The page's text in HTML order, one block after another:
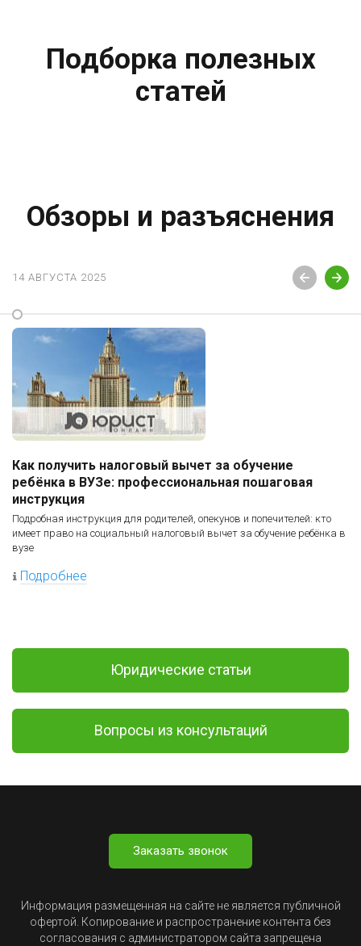
Подборка полезных
статей
Обзоры и разъяснения
14 АВГУСТА 2025
Как получить налоговый вычет за обучение
ребёнка в ВУЗе: профессиональная пошаговая
инструкция
Подробная инструкция для родителей, опекунов и попечителей: кто
имеет право на социальный налоговый вычет за обучение ребёнка в
вузе
Подробнее
Юридические статьи
Вопросы из консультаций
Заказать звонок
Информация размещенная на сайте не является публичной
офертой. Копирование и распространение контента без
согласования с администратором сайта запрещена